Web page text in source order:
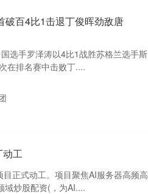
破百4比1击退丁俊晖劲敌唐
选手罗泽涛以4比1战胜苏格兰选手斯
在排名赛中击败丁....
动工
正式动工。项目聚焦AI服务器高频高
域炒股配资(，为AI....